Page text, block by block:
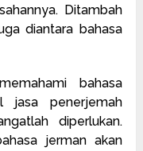
Ditambah
diantara bahasa
bahasa
jasa penerjemah
diperlukan.
jerman akan